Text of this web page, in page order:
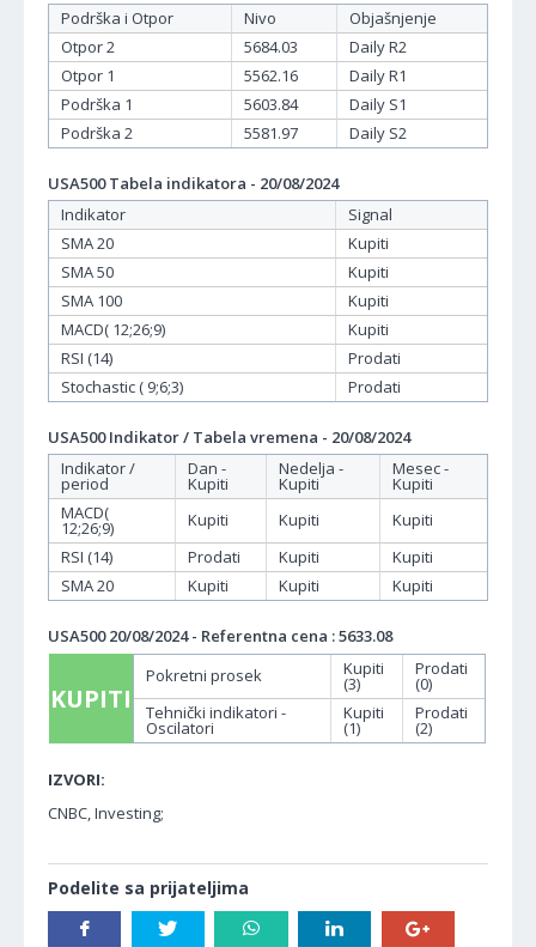
Podrška i Otpor
Nivo
Objašnjenje
Otpor 2
5684.03
Daily R2
Otpor 1
5562.16
Daily R1
Podrška 1
5603.84
Daily S1
Podrška 2
5581.97 Daily S2
USA500 Tabela indikatora - 20/08/2024
Indikator
Signal
SMA 20
Kupiti
SMA 50
Kupiti
SMA 100
Kupiti
MACD( 12;26;9)
Kupiti
RSI (14)
Prodati
Stochastic ( 9;6;3)
Prodati
USA500 Indikator / Tabela vremena - 20/08/2024
Indikator /
period
Dan -
Kupiti
Nedelja -
Kupiti
Mesec -
Kupiti
MACD(
12;26;9) Kupiti Kupiti
Kupiti
RSI (14)
Prodati Kupiti
Kupiti
SMA 20
Kupiti Kupiti Kupiti
USA500 20/08/2024 - Referentna cena : 5633.08
KUPITI
Pokretni prosek Kupiti
(3)
Prodati
(0)
Tehnički indikatori -
Oscilatori
Kupiti
(1)
Prodati
(2)
IZVORI:
CNBC, Investing;
Podelite sa prijateljima